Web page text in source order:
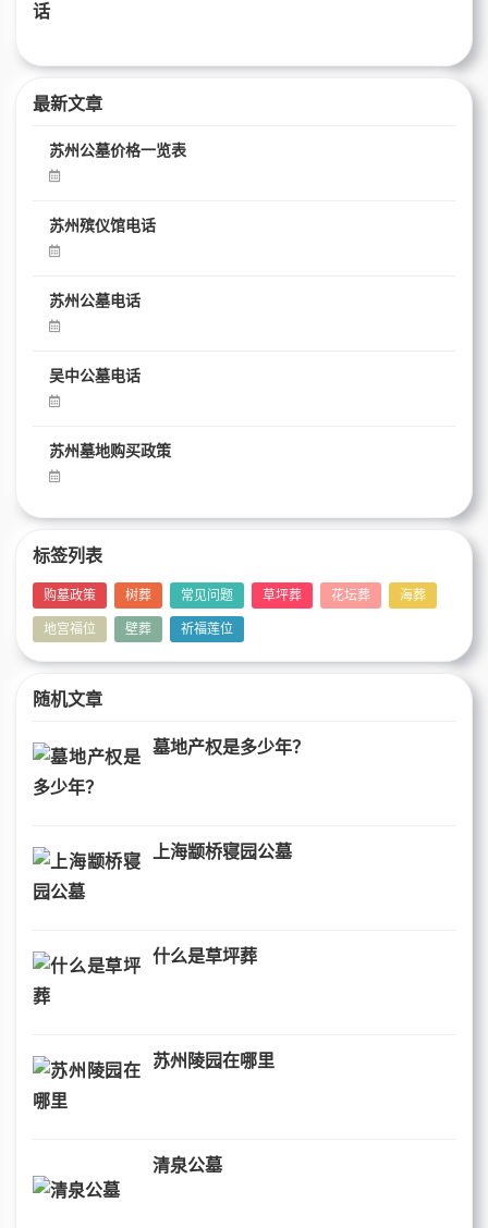
最新文章
苏州公墓价格一览表
苏州殡仪馆电话
苏州公墓电话
吴中公墓电话
苏州墓地购买政策
标签列表
购墓政策 树葬 常见问题 草坪葬 花坛葬 海葬
地宫福位 壁葬 祈福莲位
随机文章
墓地产权是多少年？
上海颛桥寝园公墓
什么是草坪葬
苏州陵园在哪里
清泉公墓